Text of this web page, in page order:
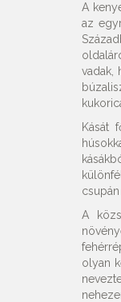
A
az
vadak,
Kását
A
olyan